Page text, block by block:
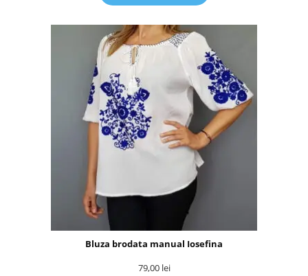
Bluza brodata manual Iosefina
79,00 lei